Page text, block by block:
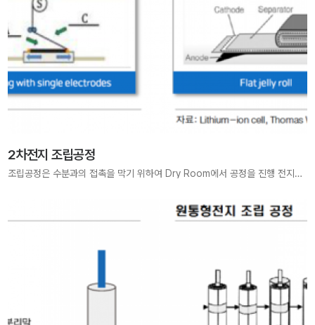
2차전지 조립공정
조립공정은 수분과의 접촉을 막기 위하여 Dry Room에서 공정을 진행 전지의 타입에 따라 조립공정 상이